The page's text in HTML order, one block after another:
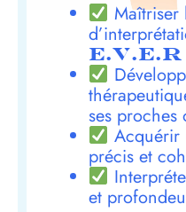
Maîtriser
E.V.E.R
ses proches
Acquérir
précis et
et